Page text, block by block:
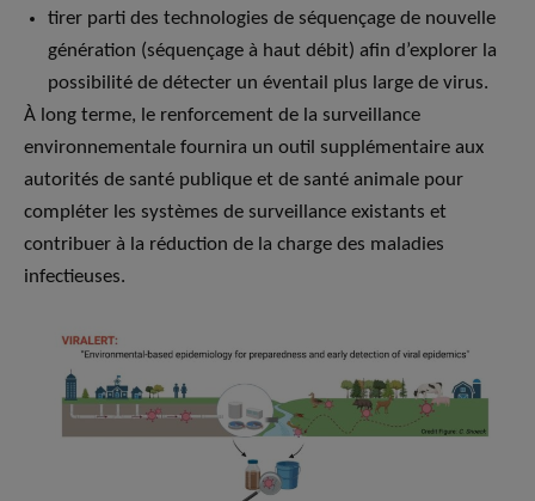
tirer parti des technologies de séquençage de nouvelle
génération (séquençage à haut débit) afin d’explorer la
possibilité de détecter un éventail plus large de virus.
À long terme, le renforcement de la surveillance
environnementale fournira un outil supplémentaire aux
autorités de santé publique et de santé animale pour
compléter les systèmes de surveillance existants et
contribuer à la réduction de la charge des maladies
infectieuses.